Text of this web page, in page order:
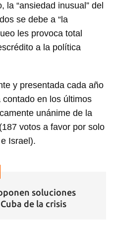
la “ansiedad inusual” del
se debe a “la
les provoca total
a la política
y presentada cada año
en los últimos
unánime de la
votos a favor por solo
Israel).
soluciones
de la crisis